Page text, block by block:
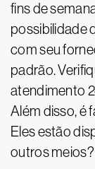
fins de
possibilidade
com seu
padrão.
atendimento
Além disso, é
Eles estão
outros meios?